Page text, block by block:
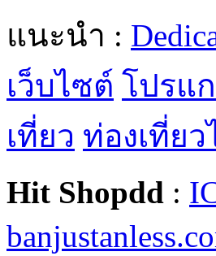
แนะนำ :
เว็บไซต์ โปรแ
เที่ยว ท่องเที่ยว
Hit Shopdd :